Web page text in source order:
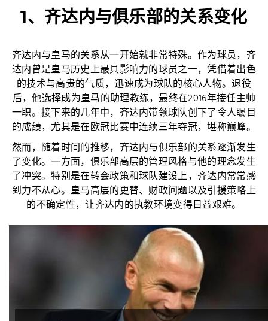
1、齐达内与俱乐部的关系变化
齐达内与皇马的关系从一开始就非常特殊。作为球员，齐
达内曾是皇马历史上最具影响力的球员之一，凭借着出色
的技术与高贵的气质，迅速成为球队的核心人物。退役
后，他选择成为皇马的助理教练，最终在2016年接任主帅
一职。接下来的几年中，齐达内带领球队创下了令人瞩目
的成绩，尤其是在欧冠比赛中连续三年夺冠，堪称巅峰。
然而，随着时间的推移，齐达内与俱乐部的关系逐渐发生
了变化。一方面，俱乐部高层的管理风格与他的理念发生
了冲突。特别是在转会政策和球队建设上，齐达内常常感
到力不从心。皇马高层的更替、财政问题以及引援策略上
的不确定性，让齐达内的执教环境变得日益艰难。